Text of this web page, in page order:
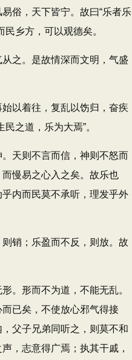
俗，天下皆宁。故曰“乐者乐
乡方，可以观德矣。
之。是故情深而文明，气盛
以着往，复乱以饬归，奋疾
之道，乐为大焉”。
天则不言而信，神则不怒而
慢易之心入之矣。故乐也
内而民莫不承听，理发乎外
销；乐盈而不反，则放。故
。形而不为道，不能无乱。
已矣，不使放心邪气得接
父子兄弟同听之，则莫不和
，志意得广焉；执其干戚，